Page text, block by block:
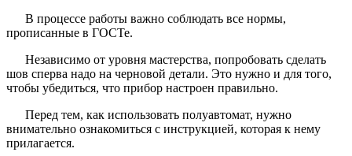
В процессе работы важно соблюдать все нормы,
прописанные в ГОСТе.
Независимо от уровня мастерства, попробовать сделать
шов сперва надо на черновой детали. Это нужно и для того,
чтобы убедиться, что прибор настроен правильно.
Перед тем, как использовать полуавтомат, нужно
внимательно ознакомиться с инструкцией, которая к нему
прилагается.